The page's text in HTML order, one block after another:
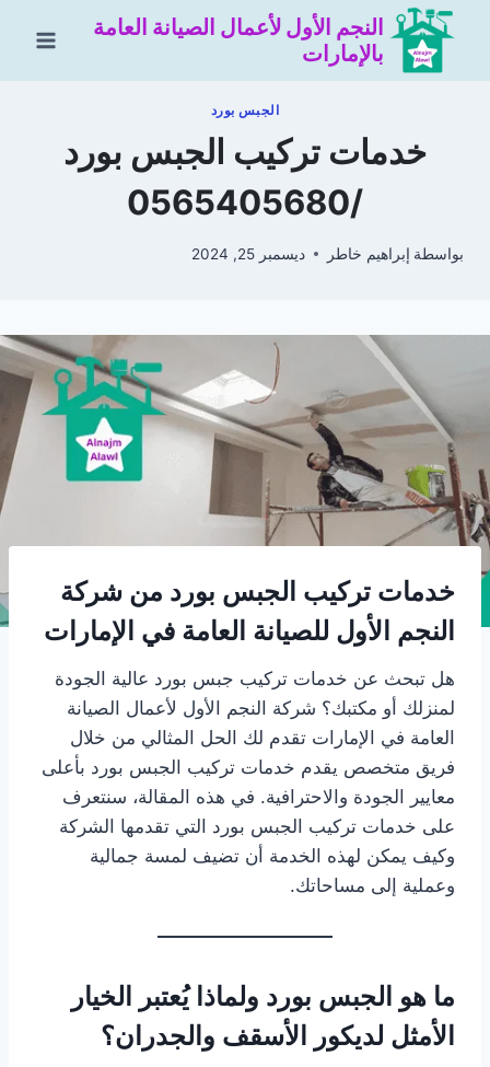
التجاوز
المحتوى
النجم الأول لأعمال الصيانة العامة
بالإمارات
الجبس بورد
خدمات تركيب الجبس بورد
/0565405680
بواسطة إبراهيم خاطر ديسمبر 25, 2024
خدمات تركيب الجبس بورد من شركة
النجم الأول للصيانة العامة في الإمارات
هل تبحث عن خدمات تركيب جبس بورد عالية الجودة
لمنزلك أو مكتبك؟ شركة النجم الأول لأعمال الصيانة
العامة في الإمارات تقدم لك الحل المثالي من خلال
فريق متخصص يقدم خدمات تركيب الجبس بورد بأعلى
معايير الجودة والاحترافية. في هذه المقالة، سنتعرف
على خدمات تركيب الجبس بورد التي تقدمها الشركة
وكيف يمكن لهذه الخدمة أن تضيف لمسة جمالية
وعملية إلى مساحاتك.
ما هو الجبس بورد ولماذا يُعتبر الخيار
الأمثل لديكور الأسقف والجدران؟